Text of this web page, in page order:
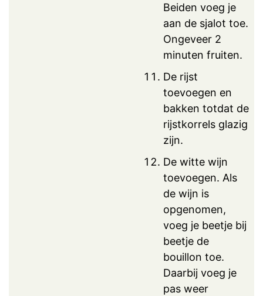
Beiden voeg je
aan de sjalot toe.
Ongeveer 2
minuten fruiten.
De rijst
toevoegen en
bakken totdat de
rijstkorrels glazig
zijn.
De witte wijn
toevoegen. Als
de wijn is
opgenomen,
voeg je beetje bij
beetje de
bouillon toe.
Daarbij voeg je
pas weer